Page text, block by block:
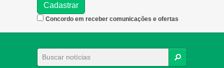
Concordo em receber comunicações e ofertas